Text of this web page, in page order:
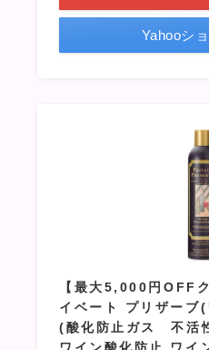
Yahooシ
【最大5,000円OFF
イベート プリザーブ
(酸化防止ガス 不